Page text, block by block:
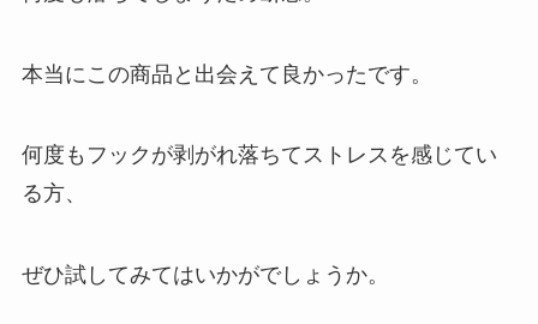
本当にこの商品と出会えて良かったです。
何度もフックが剥がれ落ちてストレスを感じてい
る方、
ぜひ試してみてはいかがでしょうか。